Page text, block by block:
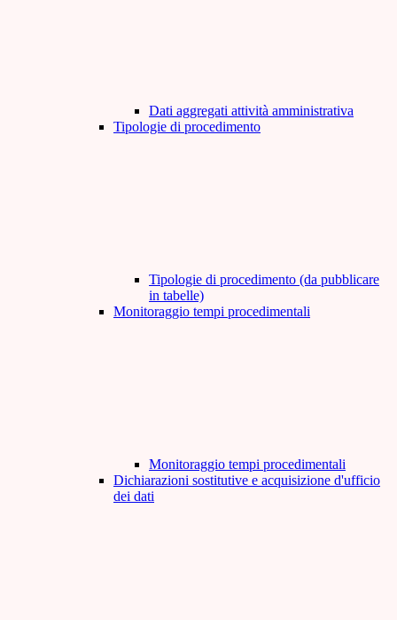
Dati aggregati attività amministrativa
Tipologie di procedimento
Tipologie di procedimento (da pubblicare
in tabelle)
Monitoraggio tempi procedimentali
Monitoraggio tempi procedimentali
Dichiarazioni sostitutive e acquisizione d'ufficio
dei dati